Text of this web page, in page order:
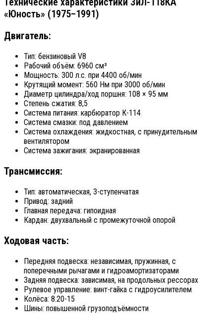
«Юность» (1975–1991)
Двигатель:
Тип: бензиновый V8
Рабочий объём: 6960 см³
Мощность: 300 л.с. при 4400 об/мин
Крутящий момент: 560 Нм при 3000 об/мин
Диаметр цилиндра/ход поршня: 108 × 95 мм
Степень сжатия: 8,5
Система питания: карбюратор К-114
Система смазки: под давлением
Система охлаждения: жидкостная, с принудительным
вентилятором
Система зажигания: экранированная
Трансмиссия:
Тип: автоматическая, 3-ступенчатая
Привод: задний
Главная передача: гипоидная
Кардан: двухвальный с промежуточной опорой
Ходовая часть:
Передняя подвеска: независимая, пружинная, с
поперечными рычагами и гидроамортизаторами
Задняя подвеска: зависимая, на продольных рессорах
Рулевое управление: винт-гайка с гидроусилителем
Колёса: 8.20-15
Шины: повышенной грузоподъёмности